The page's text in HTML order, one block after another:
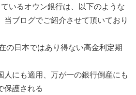
いるオウン銀行は、以下のような
当ブログでご紹介させて頂いており
の日本ではあり得ない高金利定期
人にも適用、万が一の銀行倒産にも
保護される